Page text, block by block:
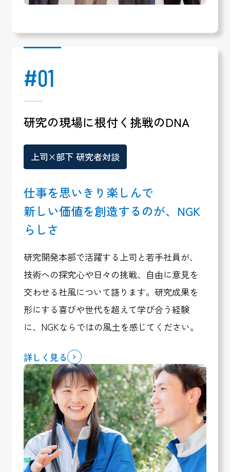
#01
研究の現場に根付く挑戦のDNA
上司×部下 研究者対談
仕事を思いきり楽しんで
新しい価値を創造するのが、NGK
らしさ
研究開発本部で活躍する上司と若手社員が、
技術への探究心や日々の挑戦、自由に意見を
交わせる社風について語ります。研究成果を
形にする喜びや世代を超えて学び合う経験
に、NGKならではの風土を感じてください。
詳しく見る